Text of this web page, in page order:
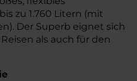
zu 1.760 Litern (mit
Der Superb eignet sich
als auch für den